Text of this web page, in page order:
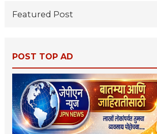
Featured Post
POST TOP AD